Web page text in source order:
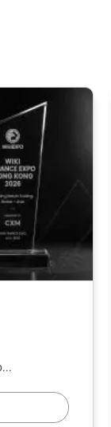
CXM เปิด
CXM ได้เปิ